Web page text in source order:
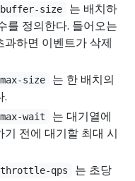
buffer-size
는 배치하
를 정의한다. 들어오는
하면 이벤트가 삭제
size
는 한 배치의
.
wait
는 대기열에
전에 대기할 최대 시
throttle-qps
는 초당